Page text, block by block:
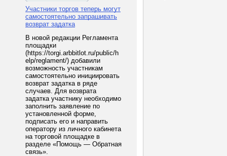
Участники торгов теперь могут
самостоятельно запрашивать
возврат задатка
В новой редакции Регламента
площадки
(https://torgi.arbbitlot.ru/public/h
elp/reglament/) добавили
возможность участникам
самостоятельно инициировать
возврат задатка в ряде
случаев. Для возврата
задатка участнику необходимо
заполнить заявление по
установленной форме,
подписать его и направить
оператору из личного кабинета
на торговой площадке в
разделе «Помощь — Обратная
связь».